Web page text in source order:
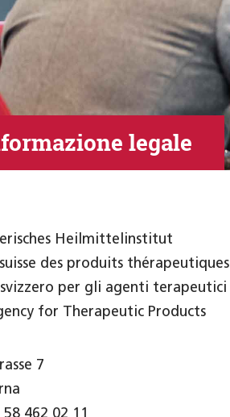
legale
Heilmittelinstitut
des produits thérapeutiques
per gli agenti terapeutici
for Therapeutic Products
7
58 462 02 11